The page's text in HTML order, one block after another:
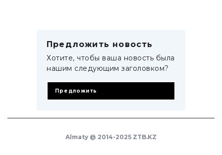
Предложить новость
Хотите, чтобы ваша новость была
нашим следующим заголовком?
Предложить
Almaty @ 2014-2025 ZTB.KZ